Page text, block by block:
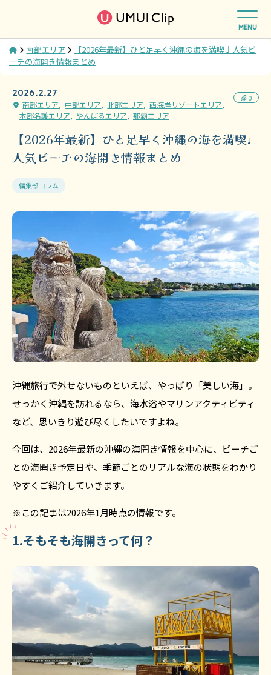
MENU
Home
南部エリア
【2026年最新】ひと足早く沖縄の海を満喫♩人気ビ
ーチの海開き情報まとめ
2026.2.27
南部エリア 中部エリア 北部エリア
西海岸リゾートエリア
本部名護エリア
やんばるエリア 那覇エリア
0
【2026年最新】ひと足早く沖縄の海を満喫♩
人気ビーチの海開き情報まとめ
編集部コラム
沖縄旅行で外せないものといえば、やっぱり「美しい海」。
せっかく沖縄を訪れるなら、海水浴やマリンアクティビティ
など、思いきり遊び尽くしたいですよね。
今回は、2026年最新の沖縄の海開き情報を中心に、ビーチご
との海開き予定日や、季節ごとのリアルな海の状態をわかり
やすくご紹介していきます。
※この記事は2026年1月時点の情報です。
1.そもそも海開きって何？